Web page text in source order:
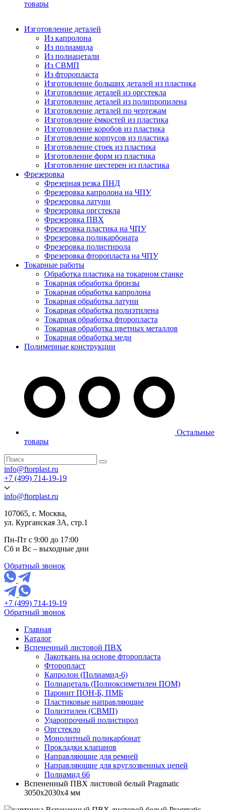
товары
Изготовление деталей
Из капролона
Из полиамида
Из полиацетали
Из СВМП
Из фторопласта
Изготовление больших деталей из пластика
Изготовление деталей из оргстекла
Изготовление деталей из полипропилена
Изготовление деталей по чертежам
Изготовление ёмкостей из пластика
Изготовление коробов из пластика
Изготовление корпусов из пластика
Изготовление стоек из пластика
Изготовление форм из пластика
Изготовление шестерен из пластика
Фрезеровка
Фрезерная резка ПНД
Фрезеровка капролона на ЧПУ
Фрезеровка латуни
Фрезеровка оргстекла
Фрезеровка ПВХ
Фрезеровка пластика на ЧПУ
Фрезеровка поликарбоната
Фрезеровка полистирола
Фрезеровка фторопласта на ЧПУ
Токарные работы
Обработка пластика на токарном станке
Токарная обработка бронзы
Токарная обработка капролона
Токарная обработка латуни
Токарная обработка полиэтилена
Токарная обработка фторопласта
Токарная обработка цветных металлов
Токарная обработка меди
Полимерные конструкции
Остальные
товары
info@ftorplast.ru
+7 (499) 714-19-19
info@ftorplast.ru
107065, г. Москва,
ул. Курганская 3А, стр.1
Пн-Пт с 9:00 до 17:00
Сб и Вс – выходные дни
Обратный звонок
+7 (499) 714-19-19
Обратный звонок
Главная
Каталог
Вспененный листовой ПВХ
Лакоткань на основе фторопласта
Фторопласт
Капролон (Полиамид-6)
Полиацеталь (Полиоксиметилен ПОМ)
Паронит ПОН-Б, ПМБ
Пластиковые направляющие
Полиэтилен (СВМП)
Ударопрочный полистирол
Оргстекло
Монолитный поликарбонат
Прокладки клапанов
Направляющие для ремней
Направляющие для круглозвенных цепей
Полиамид 66
Вспененный ПВХ листовой белый Pragmatic
3050х2030х4 мм